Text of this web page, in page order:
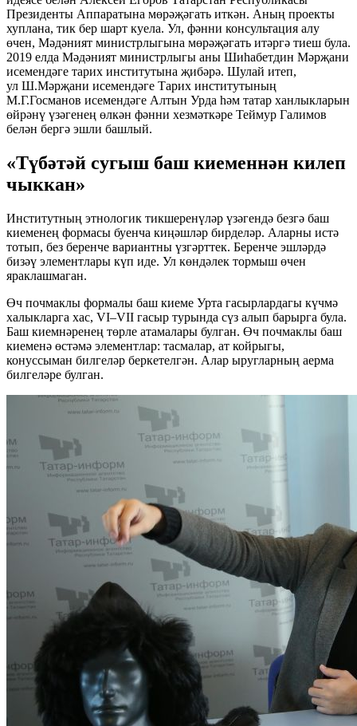
Президенты Аппаратына мөрәҗәгать иткән. Аның проекты
хуплана, тик бер шарт куела. Ул, фәнни консультация алу
өчен, Мәдәният министрлыгына мөрәҗәгать итәргә тиеш була.
2019 елда Мәдәният министрлыгы аны Шиһабетдин Мәрҗани
исемендәге тарих институтына җибәрә. Шулай итеп,
ул Ш.Мәрҗани исемендәге Тарих институтының
М.Г.Госманов исемендәге Алтын Урда һәм татар ханлыкларын
өйрәнү үзәгенең өлкән фәнни хезмәткәре Теймур Галимов
белән бергә эшли башлый.
«Түбәтәй сугыш баш киеменнән килеп
чыккан»
Институтның этнологик тикшеренүләр үзәгендә безгә баш
киеменең формасы буенча киңәшләр бирделәр. Аларны истә
тотып, без беренче вариантны үзгәрттек. Беренче эшләрдә
бизәү элементлары күп иде. Ул көндәлек тормыш өчен
яраклашмаган.
Өч почмаклы формалы баш киеме Урта гасырлардагы күчмә
халыкларга хас, VI–VII гасыр турында сүз алып барырга була.
Баш киемнәренең төрле атамалары булган. Өч почмаклы баш
киеменә өстәмә элементлар: тасмалар, ат койрыгы,
конуссыман билгеләр беркетелгән. Алар ыругларның аерма
билгеләре булган.